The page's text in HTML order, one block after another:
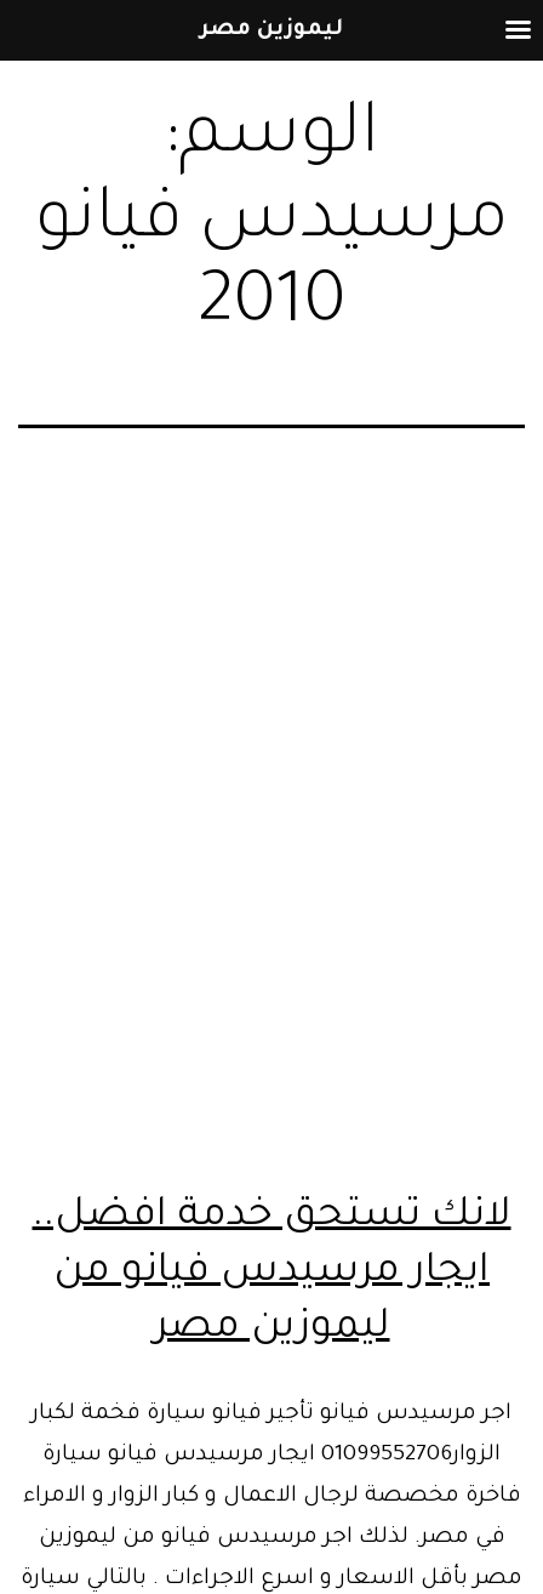
إلى
الوسم:
مرسيدس فيانو
2010
لانك تستحق خدمة افضل..
ايجار مرسيدس فيانو من
ليموزين مصر
اجر مرسيدس فيانو تأجير فيانو سيارة فخمة لكبار
الزوار01099552706 ايجار مرسيدس فيانو سيارة
فاخرة مخصصة لرجال الاعمال و كبار الزوار و الامراء
في مصر. لذلك اجر مرسيدس فيانو من ليموزين
مصر بأقل الاسعار و اسرع الاجراءات . بالتالي سيارة
ليموزين مصر